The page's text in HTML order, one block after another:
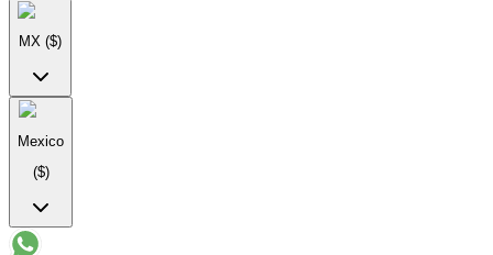
MX ($)
Mexico
($)